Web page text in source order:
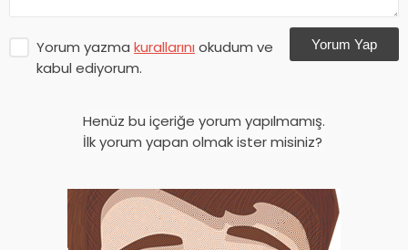
Yorum yazma kurallarını okudum ve
kabul ediyorum.
Yorum Yap
Henüz bu içeriğe yorum yapılmamış.
İlk yorum yapan olmak ister misiniz?